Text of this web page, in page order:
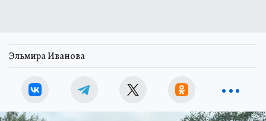
Эльмира Иванова